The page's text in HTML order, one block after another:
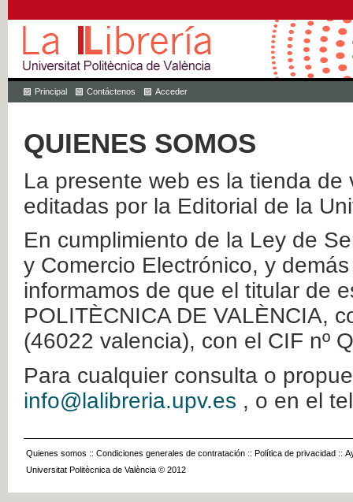
Principal Contáctenos Acceder
QUIENES SOMOS
La presente web es la tienda
editadas por la Editorial de la
En cumplimiento de la Ley de
y Comercio Electrónico, y
informamos de que el titular de
POLITÈCNICA DE VALÈNCIA,
(46022 valencia), con el CIF nº
Para cualquier consulta o
info@lalibreria.upv.es , o en el
Quienes somos :: Condiciones generales de contratación :: Política de privacidad ::
Universitat Politècnica de València © 2012